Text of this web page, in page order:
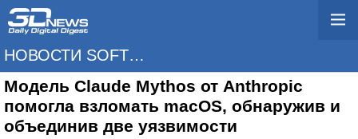
НОВОСТИ SOFTWARE
Модель Claude Mythos от Anthropic
помогла взломать macOS, обнаружив и
объединив две уязвимости